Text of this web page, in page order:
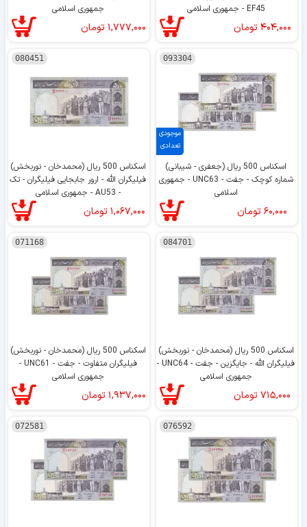
EF45 - جمهوری اسلامی
۴۰۴,۰۰۰ تومان
جمهوری اسلامی
۱,۷۷۷,۰۰۰تومان
موجودی
تعدادی
093304
اسکناس 500 ریال (جعفری - شیبانی)
شماره کوچک - جفت - UNC63 - جمهوری
اسلامی
۶۰,۰۰۰تومان
080451
اسکناس 500 ریال (محمدخان - نوربخش)
فیلیگران الله - ارور جابجایی فیلیگران - تک
- AU53 - جمهوری اسلامی
۱,۰۶۷,۰۰۰ تومان
084701
اسکناس 500 ریال (محمدخان - نوربخش)
فیلیگران الله - جایگزین - جفت - UNC64 -
جمهوری اسلامی
۷۱۵,۰۰۰تومان
071168
اسکناس 500 ریال (محمدخان - نوربخش)
فیلیگران متفاوت - جفت - UNC61 -
جمهوری اسلامی
۱,۹۳۷,۰۰۰تومان
076592
072581